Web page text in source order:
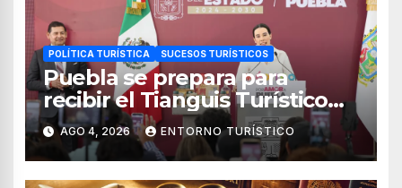
POLÍTICA TURÍSTICA SUCESOS TURÍSTICOS
Puebla se prepara para
recibir el Tianguis Turístico
México 2027
AGO 4, 2026 ENTORNO TURÍSTICO